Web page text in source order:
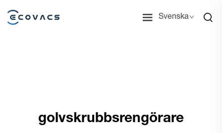
Svenska
golvskrubbsrengörare